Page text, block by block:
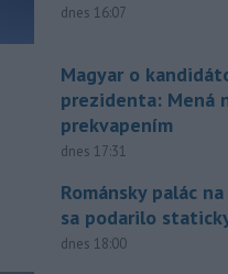
dnes 16:07
Magyar o
prezidenta: Mená
prekvapením
dnes 17:31
Románsky palác
sa podarilo
dnes 18:00